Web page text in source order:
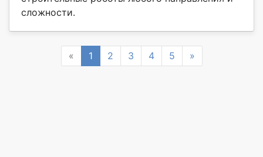
сложности.
« Previous
1 2 3 4 5 »Next